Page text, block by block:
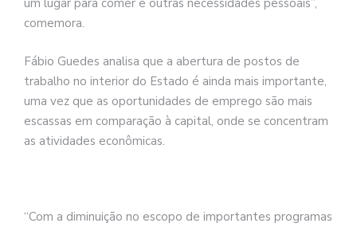
um lugar para comer e outras necessidades pessoais”,
comemora.
Fábio Guedes analisa que a abertura de postos de
trabalho no interior do Estado é ainda mais importante,
uma vez que as oportunidades de emprego são mais
escassas em comparação à capital, onde se concentram
as atividades econômicas.
“Com a diminuição no escopo de importantes programas